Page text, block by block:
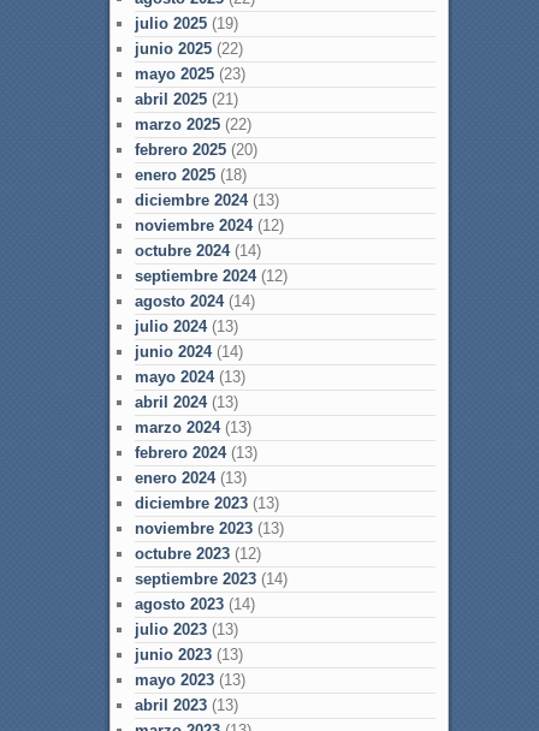
julio 2025(19)
junio 2025(22)
mayo 2025(23)
abril 2025(21)
marzo 2025(22)
febrero 2025(20)
enero 2025(18)
diciembre 2024(13)
noviembre 2024(12)
octubre 2024(14)
septiembre 2024(12)
agosto 2024(14)
julio 2024(13)
junio 2024(14)
mayo 2024(13)
abril 2024(13)
marzo 2024(13)
febrero 2024(13)
enero 2024(13)
diciembre 2023(13)
noviembre 2023(13)
octubre 2023(12)
septiembre 2023(14)
agosto 2023(14)
julio 2023(13)
junio 2023(13)
mayo 2023(13)
abril 2023(13)